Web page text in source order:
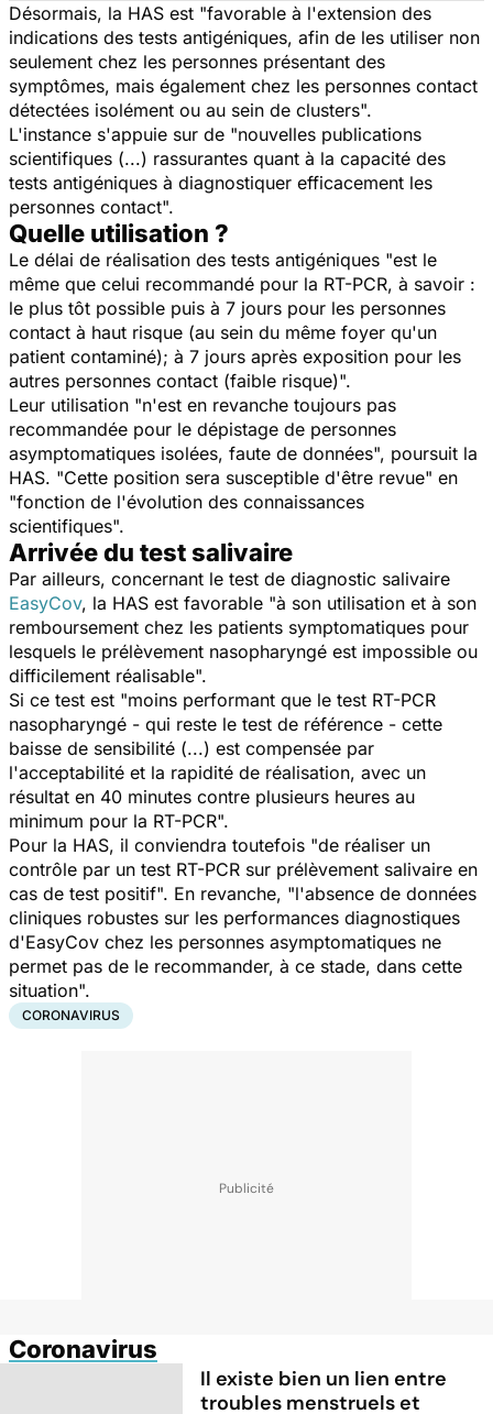
Désormais, la HAS est "favorable à l'extension des
indications des tests antigéniques, afin de les utiliser non
seulement chez les personnes présentant des
symptômes, mais également chez les personnes contact
détectées isolément ou au sein de clusters".
L'instance s'appuie sur de "nouvelles publications
scientifiques (...) rassurantes quant à la capacité des
tests antigéniques à diagnostiquer efficacement les
personnes contact".
Quelle utilisation ?
Le délai de réalisation des tests antigéniques "est le
même que celui recommandé pour la RT-PCR, à savoir :
le plus tôt possible puis à 7 jours pour les personnes
contact à haut risque (au sein du même foyer qu'un
patient contaminé); à 7 jours après exposition pour les
autres personnes contact (faible risque)".
Leur utilisation "n'est en revanche toujours pas
recommandée pour le dépistage de personnes
asymptomatiques isolées, faute de données", poursuit la
HAS. "Cette position sera susceptible d'être revue" en
"fonction de l'évolution des connaissances
scientifiques".
Arrivée du test salivaire
Par ailleurs, concernant le test de diagnostic salivaire
EasyCov, la HAS est favorable "à son utilisation et à son
remboursement chez les patients symptomatiques pour
lesquels le prélèvement nasopharyngé est impossible ou
difficilement réalisable".
Si ce test est "moins performant que le test RT-PCR
nasopharyngé - qui reste le test de référence - cette
baisse de sensibilité (...) est compensée par
l'acceptabilité et la rapidité de réalisation, avec un
résultat en 40 minutes contre plusieurs heures au
minimum pour la RT-PCR".
Pour la HAS, il conviendra toutefois "de réaliser un
contrôle par un test RT-PCR sur prélèvement salivaire en
cas de test positif". En revanche, "l'absence de données
cliniques robustes sur les performances diagnostiques
d'EasyCov chez les personnes asymptomatiques ne
permet pas de le recommander, à ce stade, dans cette
situation".
CORONAVIRUS
Coronavirus
Il existe bien un lien entre
troubles menstruels et